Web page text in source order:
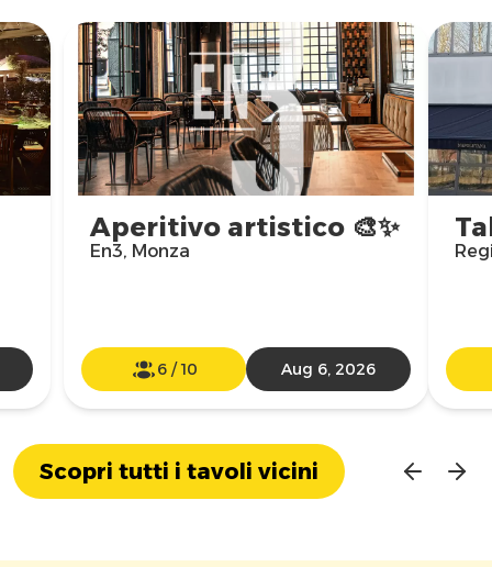
Aperitivo artistico 🎨✨
En3, Monza
6/10 Aug 6, 2026
Scopri tutti i tavoli vicini